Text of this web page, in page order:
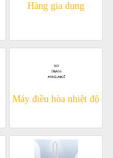
Hàng gia dụng
Máy điều hòa nhiệt độ